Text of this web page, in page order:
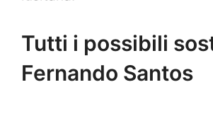
Tutti i possibili
Fernando Santos